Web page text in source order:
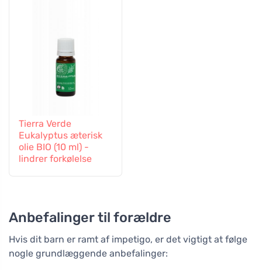
Tierra Verde
Eukalyptus æterisk
olie BIO (10 ml) -
lindrer forkølelse
Anbefalinger til forældre
Hvis dit barn er ramt af impetigo, er det vigtigt at følge
nogle grundlæggende anbefalinger: